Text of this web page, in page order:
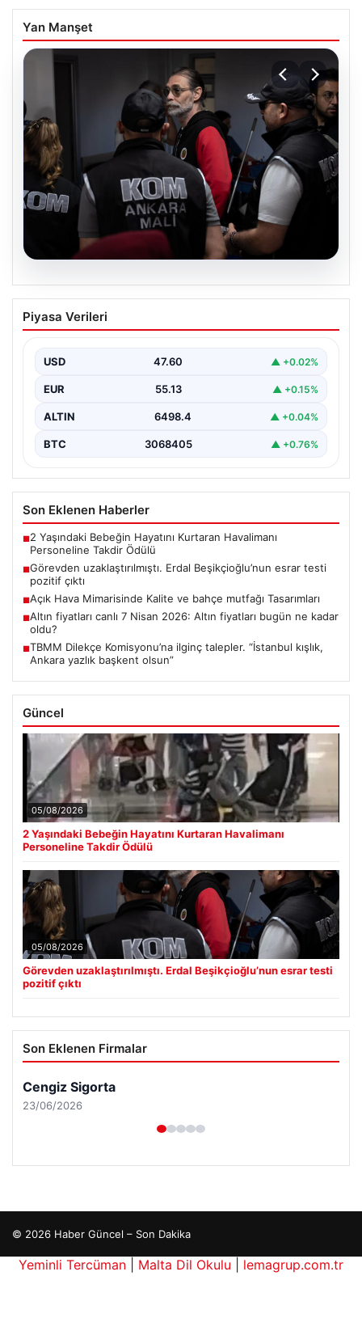
Yan Manşet
05.08.2026
Görevden uzaklaştırılmıştı. Erdal
Beşikçioğlu’nun esrar testi pozitif çıktı
Yolsuzluk Operasyonu Detayları”,”content”: “ Türkiye’nin
önemli…
Piyasa Verileri
USD 47.60 ▲ +0.02%
EUR 55.13 ▲ +0.15%
ALTIN 6498.4 ▲ +0.04%
BTC 3068405 ▲ +0.76%
Son Eklenen Haberler
■2 Yaşındaki Bebeğin Hayatını Kurtaran Havalimanı
Personeline Takdir Ödülü
■Görevden uzaklaştırılmıştı. Erdal Beşikçioğlu’nun esrar testi
pozitif çıktı
■Açık Hava Mimarisinde Kalite ve bahçe mutfağı Tasarımları
■Altın fiyatları canlı 7 Nisan 2026: Altın fiyatları bugün ne kadar
oldu?
■TBMM Dilekçe Komisyonu’na ilginç talepler. “İstanbul kışlık,
Ankara yazlık başkent olsun”
Güncel
05/08/2026
2 Yaşındaki Bebeğin Hayatını Kurtaran Havalimanı
Personeline Takdir Ödülü
05/08/2026
Görevden uzaklaştırılmıştı. Erdal Beşikçioğlu’nun esrar testi
pozitif çıktı
Son Eklenen Firmalar